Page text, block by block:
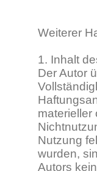
Weiterer
1. Inhalt
Der Autor
materieller
Nutzung
wurden,
Autors